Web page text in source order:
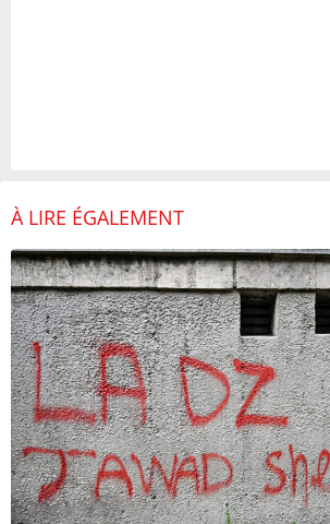
À LIRE ÉGALEMENT